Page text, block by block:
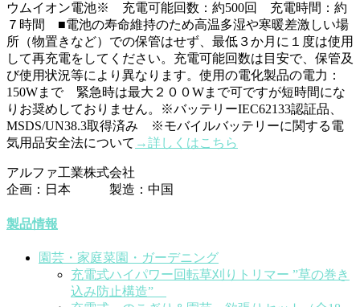
ウムイオン電池※ 充電可能回数：約500回 充電時間：約
７時間 ■電池の寿命維持のため高温多湿や寒暖差激しい場
所（物置きなど）での保管はせず、最低３か月に１度は使用
して再充電をしてください。充電可能回数は目安で、保管及
び使用状況等により異なります。使用の電化製品の電力：
150Wまで 緊急時は最大２００Wまで可ですが短時間にな
りお奨めしておりません。※バッテリーIEC62133認証品、
MSDS/UN38.3取得済み ※モバイルバッテリーに関する電
気用品安全法について →詳しくはこちら
アルファ工業株式会社
企画：日本 製造：中国
製品情報
園芸・家庭菜園・ガーデニング
充電式ハイパワー回転草刈りトリマー ”草の巻き
込み防止構造”